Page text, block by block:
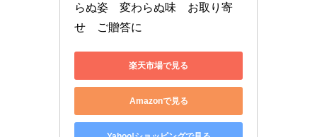
らぬ姿　変わらぬ味　お取り寄
せ　ご贈答に
楽天市場で見る
Amazonで見る